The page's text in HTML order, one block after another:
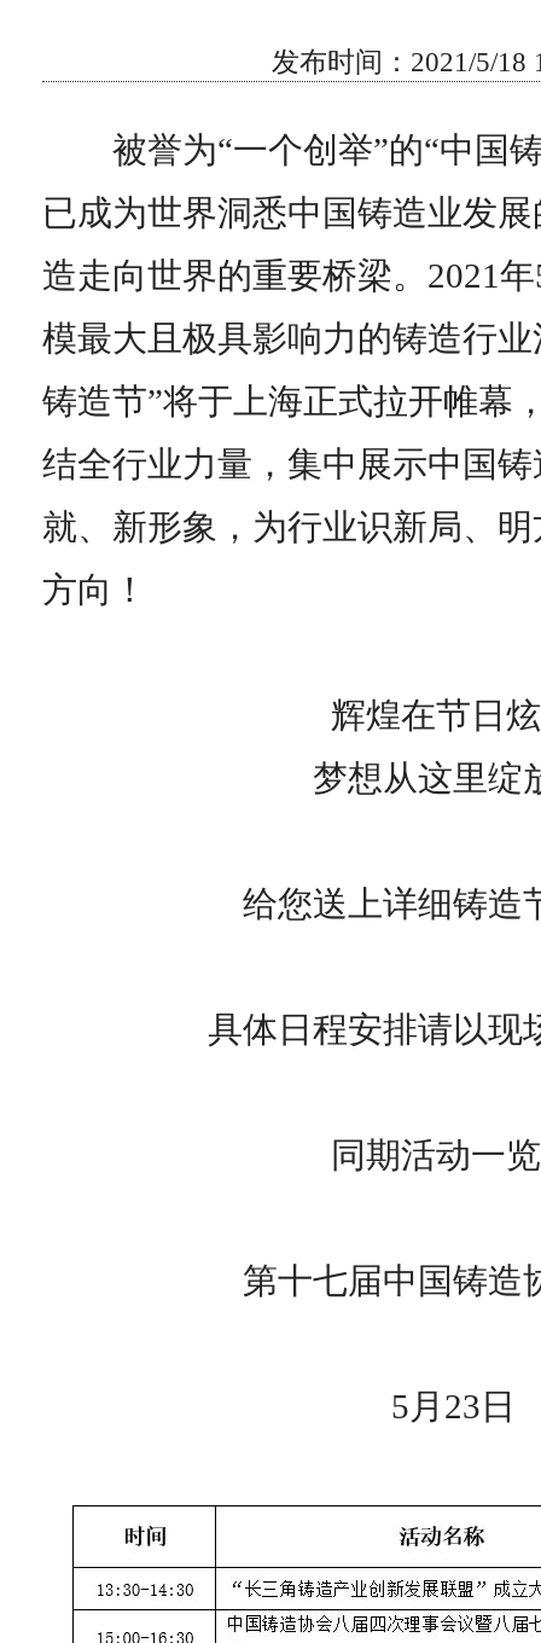
发布时间：2021/5/18
被誉为“一个创举”的“中国铸
已成为世界洞悉中国铸造业发
造走向世界的重要桥梁。2021
模最大且极具影响力的铸造行
铸造节”将于上海正式拉开帷幕
结全行业力量，集中展示中国
就、新形象，为行业识新局、
方向！
辉煌在节日
梦想从这里绽
给您送上详细铸造
具体日程安排请以现
同期活动一
第十七届中国铸造
5月23日